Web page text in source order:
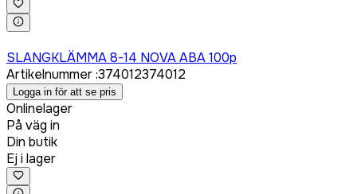
SLANGKLÄMMA 8-14 NOVA ABA 100p
Artikelnummer:374012374012
Logga in för att se pris
Onlinelager
På väg in
Din butik
Ej i lager